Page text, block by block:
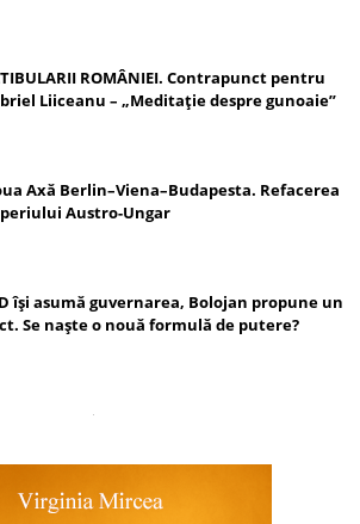
ROMÂNIEI. Contrapunct pentru
Liiceanu – „Meditație despre gunoaie”
Axă Berlin–Viena–Budapesta. Refacerea
Austro-Ungar
își asumă guvernarea, Bolojan propune un
Se naște o nouă formulă de putere?